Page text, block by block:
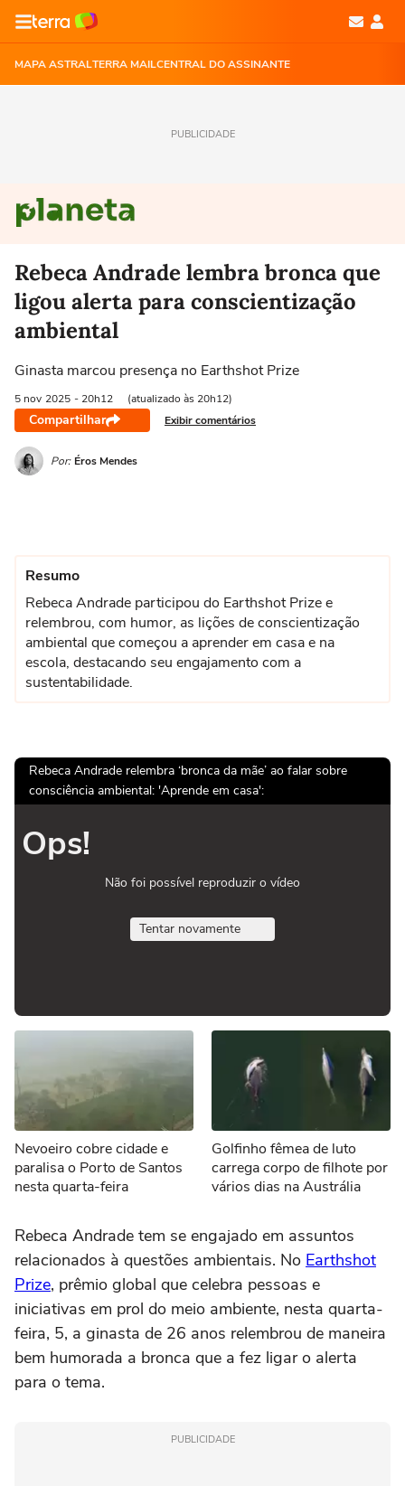
MAPA ASTRALTERRA MAILCENTRAL DO ASSINANTE
PUBLICIDADE
Rebeca Andrade lembra bronca que
ligou alerta para conscientização
ambiental
Ginasta marcou presença no Earthshot Prize
5 nov 2025 - 20h12 (atualizado às 20h12)
Compartilhar Exibir comentários
Por: Éros Mendes
Resumo
Rebeca Andrade participou do Earthshot Prize e
relembrou, com humor, as lições de conscientização
ambiental que começou a aprender em casa e na
escola, destacando seu engajamento com a
sustentabilidade.
Rebeca Andrade relembra ‘bronca da mãe’ ao falar sobre
consciência ambiental: 'Aprende em casa':
Ops!
Não foi possível reproduzir o vídeo
Tentar novamente
Nevoeiro cobre cidade e
paralisa o Porto de Santos
nesta quarta-feira
Golfinho fêmea de luto
carrega corpo de filhote por
vários dias na Austrália
Rebeca Andrade tem se engajado em assuntos
relacionados à questões ambientais. No Earthshot
Prize, prêmio global que celebra pessoas e
iniciativas em prol do meio ambiente, nesta quarta-
feira, 5, a ginasta de 26 anos relembrou de maneira
bem humorada a bronca que a fez ligar o alerta
para o tema.
PUBLICIDADE